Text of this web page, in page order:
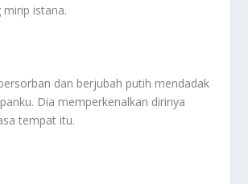
mirip istana.
dan berjubah putih mendadak
Dia memperkenalkan dirinya
tempat itu.